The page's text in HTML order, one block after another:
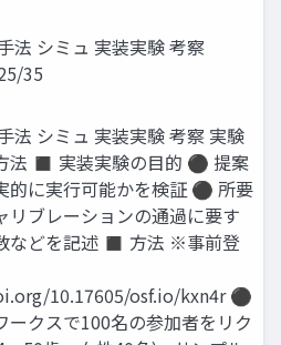
法 シミュ 実装実験 考察
35
法 シミュ 実装実験 考察 実験
法 ◼ 実装実験の目的 ⚫ 提案
的に実行可能かを検証 ⚫ 所要
リブレーションの通過に要す
などを記述 ◼ 方法 ※事前登
10.17605/osf.io/kxn4r ⚫
ークスで100名の参加者をリク